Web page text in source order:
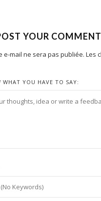
YOUR
e-mail ne sera pas publiée. Les
WHAT YOU HAVE TO SAY: